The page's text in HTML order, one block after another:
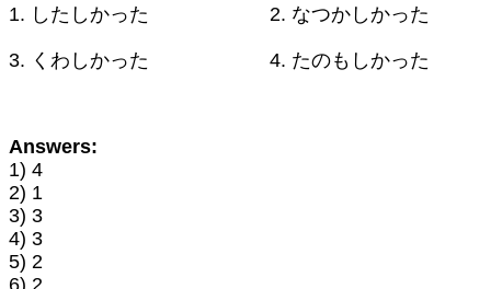
1. したしかった 2. なつかしかった
3. くわしかった 4. たのもしかった
Answers:
1) 4
2) 1
3) 3
4) 3
5) 2